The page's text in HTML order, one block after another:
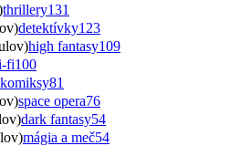
thrillery131
detektívky123
high fantasy109
fi100
komiksy81
space opera76
dark fantasy54
mágia a meč54